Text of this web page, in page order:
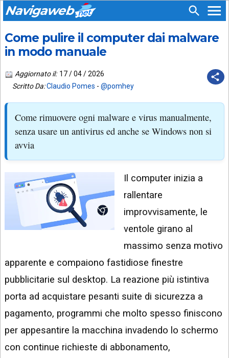
Navigaweb
HOME
SIAMO
SUPPORTO
PIÙ
LETTI
ULTIMI
POST
ARCHIVIO
VIDEO
ARGOMENTI:
ANDROID
AI
SEGUICI
SU:
APP
ANDROID
EMAIL
TIKTOK
YOUTUBE
INSTAGRAM
NEWS
LINKEDIN
Come pulire il computer dai malware
in modo manuale
Aggiornato il: 17 / 04 / 2026
Scritto Da:Claudio Pomes - @pomhey
Come rimuovere ogni malware e virus manualmente,
senza usare un antivirus ed anche se Windows non si
avvia
Il computer inizia a
rallentare
improvvisamente, le
ventole girano al
massimo senza motivo
apparente e compaiono fastidiose finestre
pubblicitarie sul desktop. La reazione più istintiva
porta ad acquistare pesanti suite di sicurezza a
pagamento, programmi che molto spesso finiscono
per appesantire la macchina invadendo lo schermo
con continue richieste di abbonamento,